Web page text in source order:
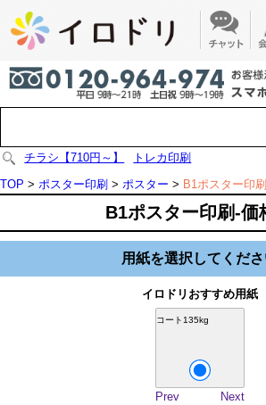
チラシ【710円～】
トレカ印刷
TOP > ポスター印刷 > ポスター > B1ポスター印刷
B1ポスター印刷-価
用紙を選択してくだ
イロドリおすすめ用紙
コート135kg
Prev
Next